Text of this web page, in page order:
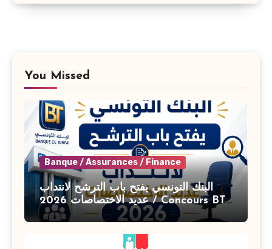
You Missed
Banque / Assurances / Finance
البنك التونسي يفتح باب الترشح لانتداب
عديد الاختصاصات 2026 / Concours BT
Banque de Tunisie 2026